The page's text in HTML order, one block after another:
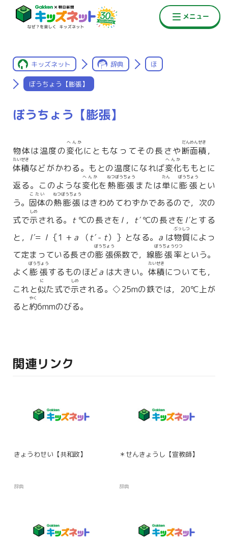
キッズネット 辞典 ほ
ぼうちょう【膨張】
ぼうちょう【膨張】
物体は温度の変化
へんか
にともなってその長さや断面積
だんめんせき
，
体積
たいせき
などがかわる。もとの温度になれば変化
へんか
ももとに
返る。このような変化
へんか
を 熱膨張
ねつぼうちょう
または単
たん
に膨張
ぼうちょう
とい
う。 固体
こたい
の熱膨張
ねつぼうちょう
はきわめてわずかであるので，次の
式で示
しめ
される。 t℃の長さを l， t′℃の長さを l′とする
と， l′＝ l｛1 + a （t′- t）｝となる。 a は物質
ぶっしつ
によっ
て定まっている長さの膨張
ぼうちょう
係数で，線膨張率
ぼうちょうりつ
という。
よく膨張
ぼうちょう
するものほどa は大きい。 体積
たいせき
についても，
これと似
に
た式で示
しめ
される。◇25mの鉄では，20℃上が
ると約
やく
6mmのびる。
関連リンク
きょうわせい【共和政】
辞典
＊せんきょうし【宣教師】
辞典